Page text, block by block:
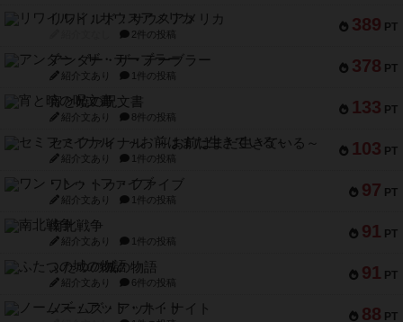
389 PT
リワイルド：サウスアメリカ
2件の投稿
378 PT
アンダー・ザ・テーブラー
紹介文あり 1件の投稿
133 PT
宵と暁の呪文書
紹介文あり 8件の投稿
103 PT
セミファイナル ～お前はまだ生きている～
紹介文あり 1件の投稿
97 PT
ワン・トゥ・ファイブ
紹介文あり 1件の投稿
91 PT
南北戦争
紹介文あり 1件の投稿
91 PT
ふたつの城の物語
紹介文あり 6件の投稿
88 PT
ノームズ・アット・ナイト